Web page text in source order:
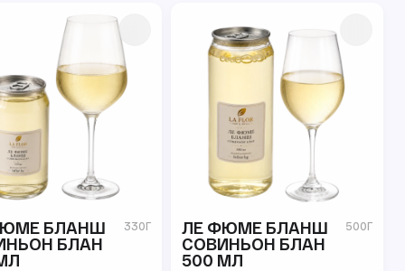
БЛАНШ
БЛАН
330Г
ЛЕ ФЮМЕ БЛАНШ
СОВИНЬОН БЛАН
500 МЛ
500Г